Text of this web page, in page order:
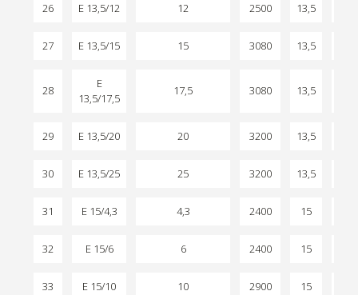
26 E 13,5/12 12 2500 13,5
27 E 13,5/15 15 3080 13,5
28
E
13,5/17,5
17,5 3080 13,5
29 E 13,5/20 20 3200 13,5
30 E 13,5/25 25 3200 13,5
31 E 15/4,3 4,3 2400 15
32 E 15/6 6 2400 15
33 E 15/10 10 2900 15